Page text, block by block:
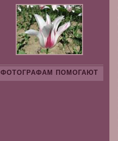
ФОТОГРАФАМ ПОМОГАЮТ